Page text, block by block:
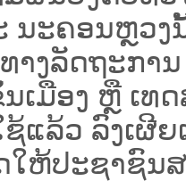
ນະຄອນຫຼວ
ງລັດຖະການ
ເມືອງ ຫຼື ເທ
ຊ້ແລ້ວ ລົງ​ເຜີ
ຫ້ປະຊາຊົນສ